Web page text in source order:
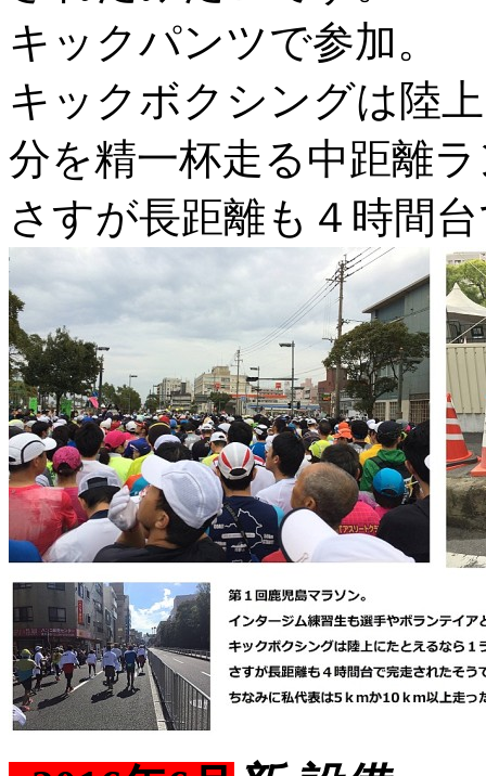
キックパンツで参加。
キックボクシングは陸
分を精一杯走る中距離
さすが長距離も４時間